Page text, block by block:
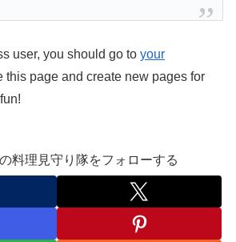
user, you should go to your
this page and create new pages for
料理見守り隊をフォローする